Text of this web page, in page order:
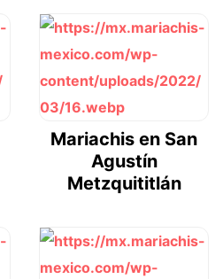
Mariachis en San
Agustín
Metzquititlán